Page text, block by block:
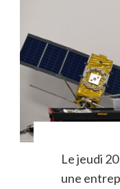
Le jeudi
une